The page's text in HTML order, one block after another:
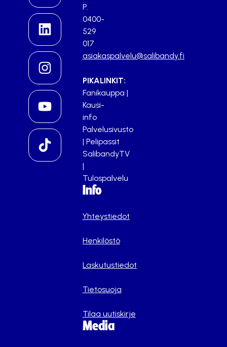
P.
0400-
529
017
asiakaspalvelu@salibandy.fi
PIKALINKIT:
Fanikauppa |
Kausi-
info
Palvelusivusto
| Pelipassit
SalibandyTV
|
Tulospalvelu
Info
Yhteystiedot
Henkilöstö
Laskutustiedot
Tietosuoja
Tilaa uutiskirje
Media